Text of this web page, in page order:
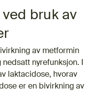
bruk av
av metformin
nyrefunksjon. I
laktacidose, hvorav
er en bivirkning av